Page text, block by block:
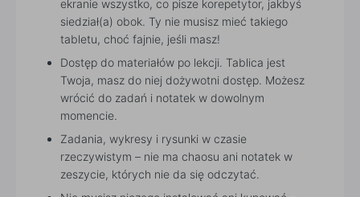
ekranie wszystko, co pisze korepetytor, jakbyś
siedział(a) obok. Ty nie musisz mieć takiego
tabletu, choć fajnie, jeśli masz!
Dostęp do materiałów po lekcji. Tablica jest
Twoja, masz do niej dożywotni dostęp. Możesz
wrócić do zadań i notatek w dowolnym
momencie.
Zadania, wykresy i rysunki w czasie
rzeczywistym – nie ma chaosu ani notatek w
zeszycie, których nie da się odczytać.